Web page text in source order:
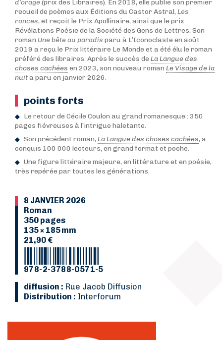
d’orage(prix des Libraires). En 2018, elle publie son premier
recueil de poèmes aux Éditions du Castor Astral, Les
ronces, et reçoit le Prix Apollinaire, ainsi que le prix
Révélations Poésie de la Société des Gens de Lettres. Son
roman Une bête au paradis paru à L’Iconoclaste en août
2019 a reçu le Prix littéraire Le Monde et a été élu le roman
préféré des libraires. Après le succès de La Langue des
choses cachées en 2023, son nouveau roman Le Visage de la
nuita paru en janvier 2026.
points forts
Le retour de Cécile Coulon au grand romanesque : 350
pages fiévreuses à l’intrigue haletante.
Son précédent roman, La Langue des choses cachées, a
conquis 100 000 lecteurs, en grand format et poche.
Une figure littéraire majeure, en littérature et en poésie,
très repérée par toutes les générations.
8 JANVIER 2026
Roman
350 pages
135 × 185 mm
21,90 €
978-2-3788-0571-5
Diffusion : Rue Jacob Diffusion
Distribution : Interforum